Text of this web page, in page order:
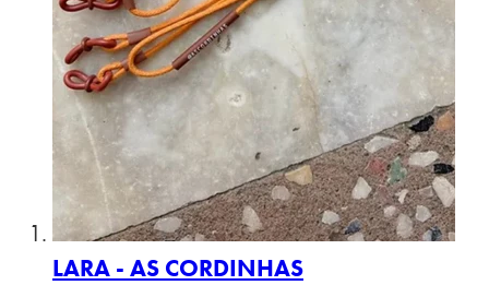
LARA - AS CORDINHAS